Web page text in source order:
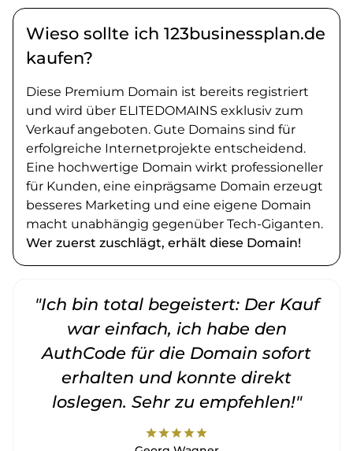
Wieso sollte ich 123businessplan.de
kaufen?
Diese Premium Domain ist bereits registriert
und wird über ELITEDOMAINS exklusiv zum
Verkauf angeboten. Gute Domains sind für
erfolgreiche Internetprojekte entscheidend.
Eine hochwertige Domain wirkt professioneller
für Kunden, eine einprägsame Domain erzeugt
besseres Marketing und eine eigene Domain
macht unabhängig gegenüber Tech-Giganten.
Wer zuerst zuschlägt, erhält diese Domain!
"Ich bin total begeistert: Der Kauf
war einfach, ich habe den
AuthCode für die Domain sofort
erhalten und konnte direkt
loslegen. Sehr zu empfehlen!"
starstarstarstarstar